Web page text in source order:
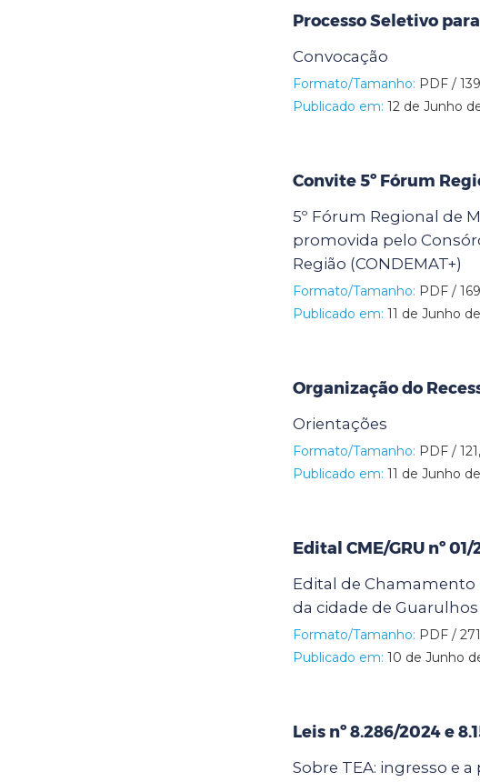
Processo Seletivo
Convocação
Formato/Tamanho: PDF /
Publicado em: 12 de Junho
Convite 5º Fórum
5º Fórum Regional de
promovida pelo
Região (CONDEMAT+)
Formato/Tamanho: PDF /
Publicado em: 11 de Junho
Organização do
Orientações
Formato/Tamanho: PDF /
Publicado em: 11 de Junho
Edital CME/GRU nº
Edital de Chamamento
da cidade de
Formato/Tamanho: PDF /
Publicado em: 10 de Junho
Leis nº 8.286/2024 e
Sobre TEA: ingresso e